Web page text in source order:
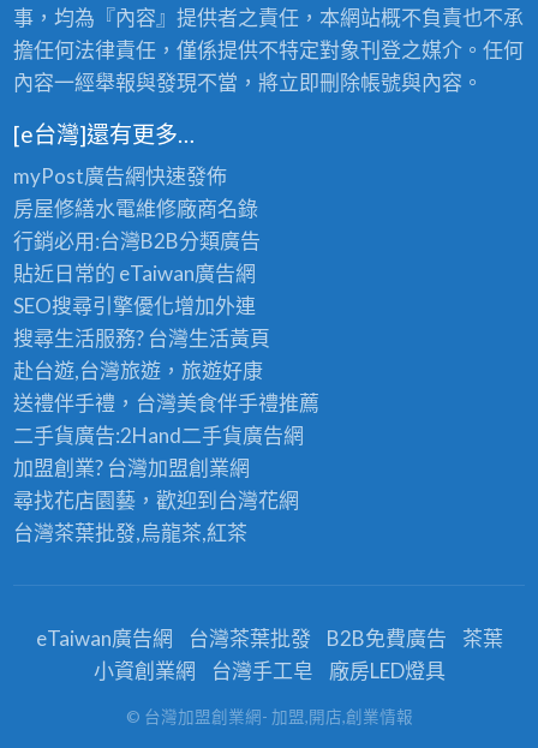
事，均為『內容』提供者之責任，本網站概不負責也不承
擔任何法律責任，僅係提供不特定對象刊登之媒介。任何
內容一經舉報與發現不當，將立即刪除帳號與內容。
[e台灣]還有更多…
myPost廣告網快速發佈
房屋修繕水電維修廠商名錄
行銷必用:台灣B2B分類廣告
貼近日常的 eTaiwan廣告網
SEO搜尋引擎優化增加外連
搜尋生活服務? 台灣生活黃頁
赴台遊,台灣旅遊，旅遊好康
送禮伴手禮，台灣美食伴手禮推薦
二手貨廣告:2Hand二手貨廣告網
加盟創業? 台灣加盟創業網
尋找花店園藝，歡迎到 台灣花網
台灣茶葉批發,烏龍茶,紅茶
eTaiwan廣告網 台灣茶葉批發 B2B免費廣告
茶葉
小資創業網
台灣手工皂 廠房LED燈具
© 台灣加盟創業網- 加盟,開店,創業情報